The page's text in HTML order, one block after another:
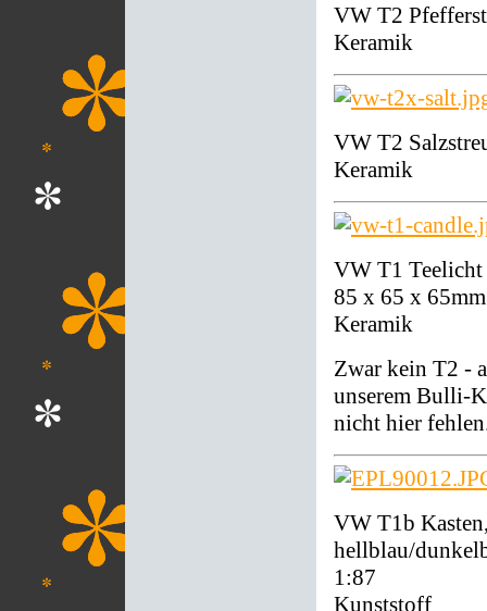
VW T2
Keramik
VW T2
Keramik
VW T1 Teelicht
85 x 65 x 65mm
Keramik
Zwar kein T2 -
unserem Bulli-
nicht hier
VW T1b
hellblau/
1:87
Kunststoff